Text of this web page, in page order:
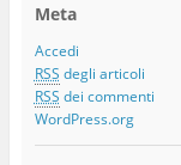
Meta
Accedi
RSS degli articoli
RSS dei commenti
WordPress.org